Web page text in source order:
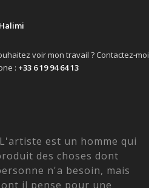
voir mon travail ? Contactez-moi
: +33 6 19 94 64 13
est un homme qui
des choses dont
n'a besoin, mais
il pense pour une